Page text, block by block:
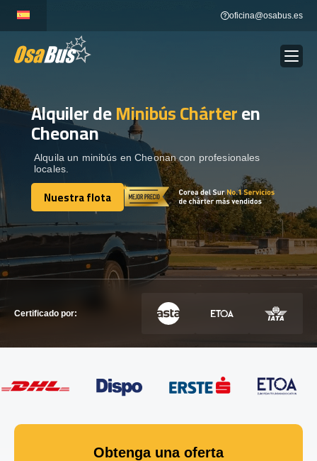
content
oficina@osabus.es
ALQUILER DE AUTOCARES Show dropdown
DESTINOS
RECORRIDAS Show dropdown
Alquiler deMinibús Chárteren
Cheonan
Alquila un minibús en Cheonan con profesionales
locales.
Nuestra flota
Nuestra flota
Certificado por:
Obtenga una oferta